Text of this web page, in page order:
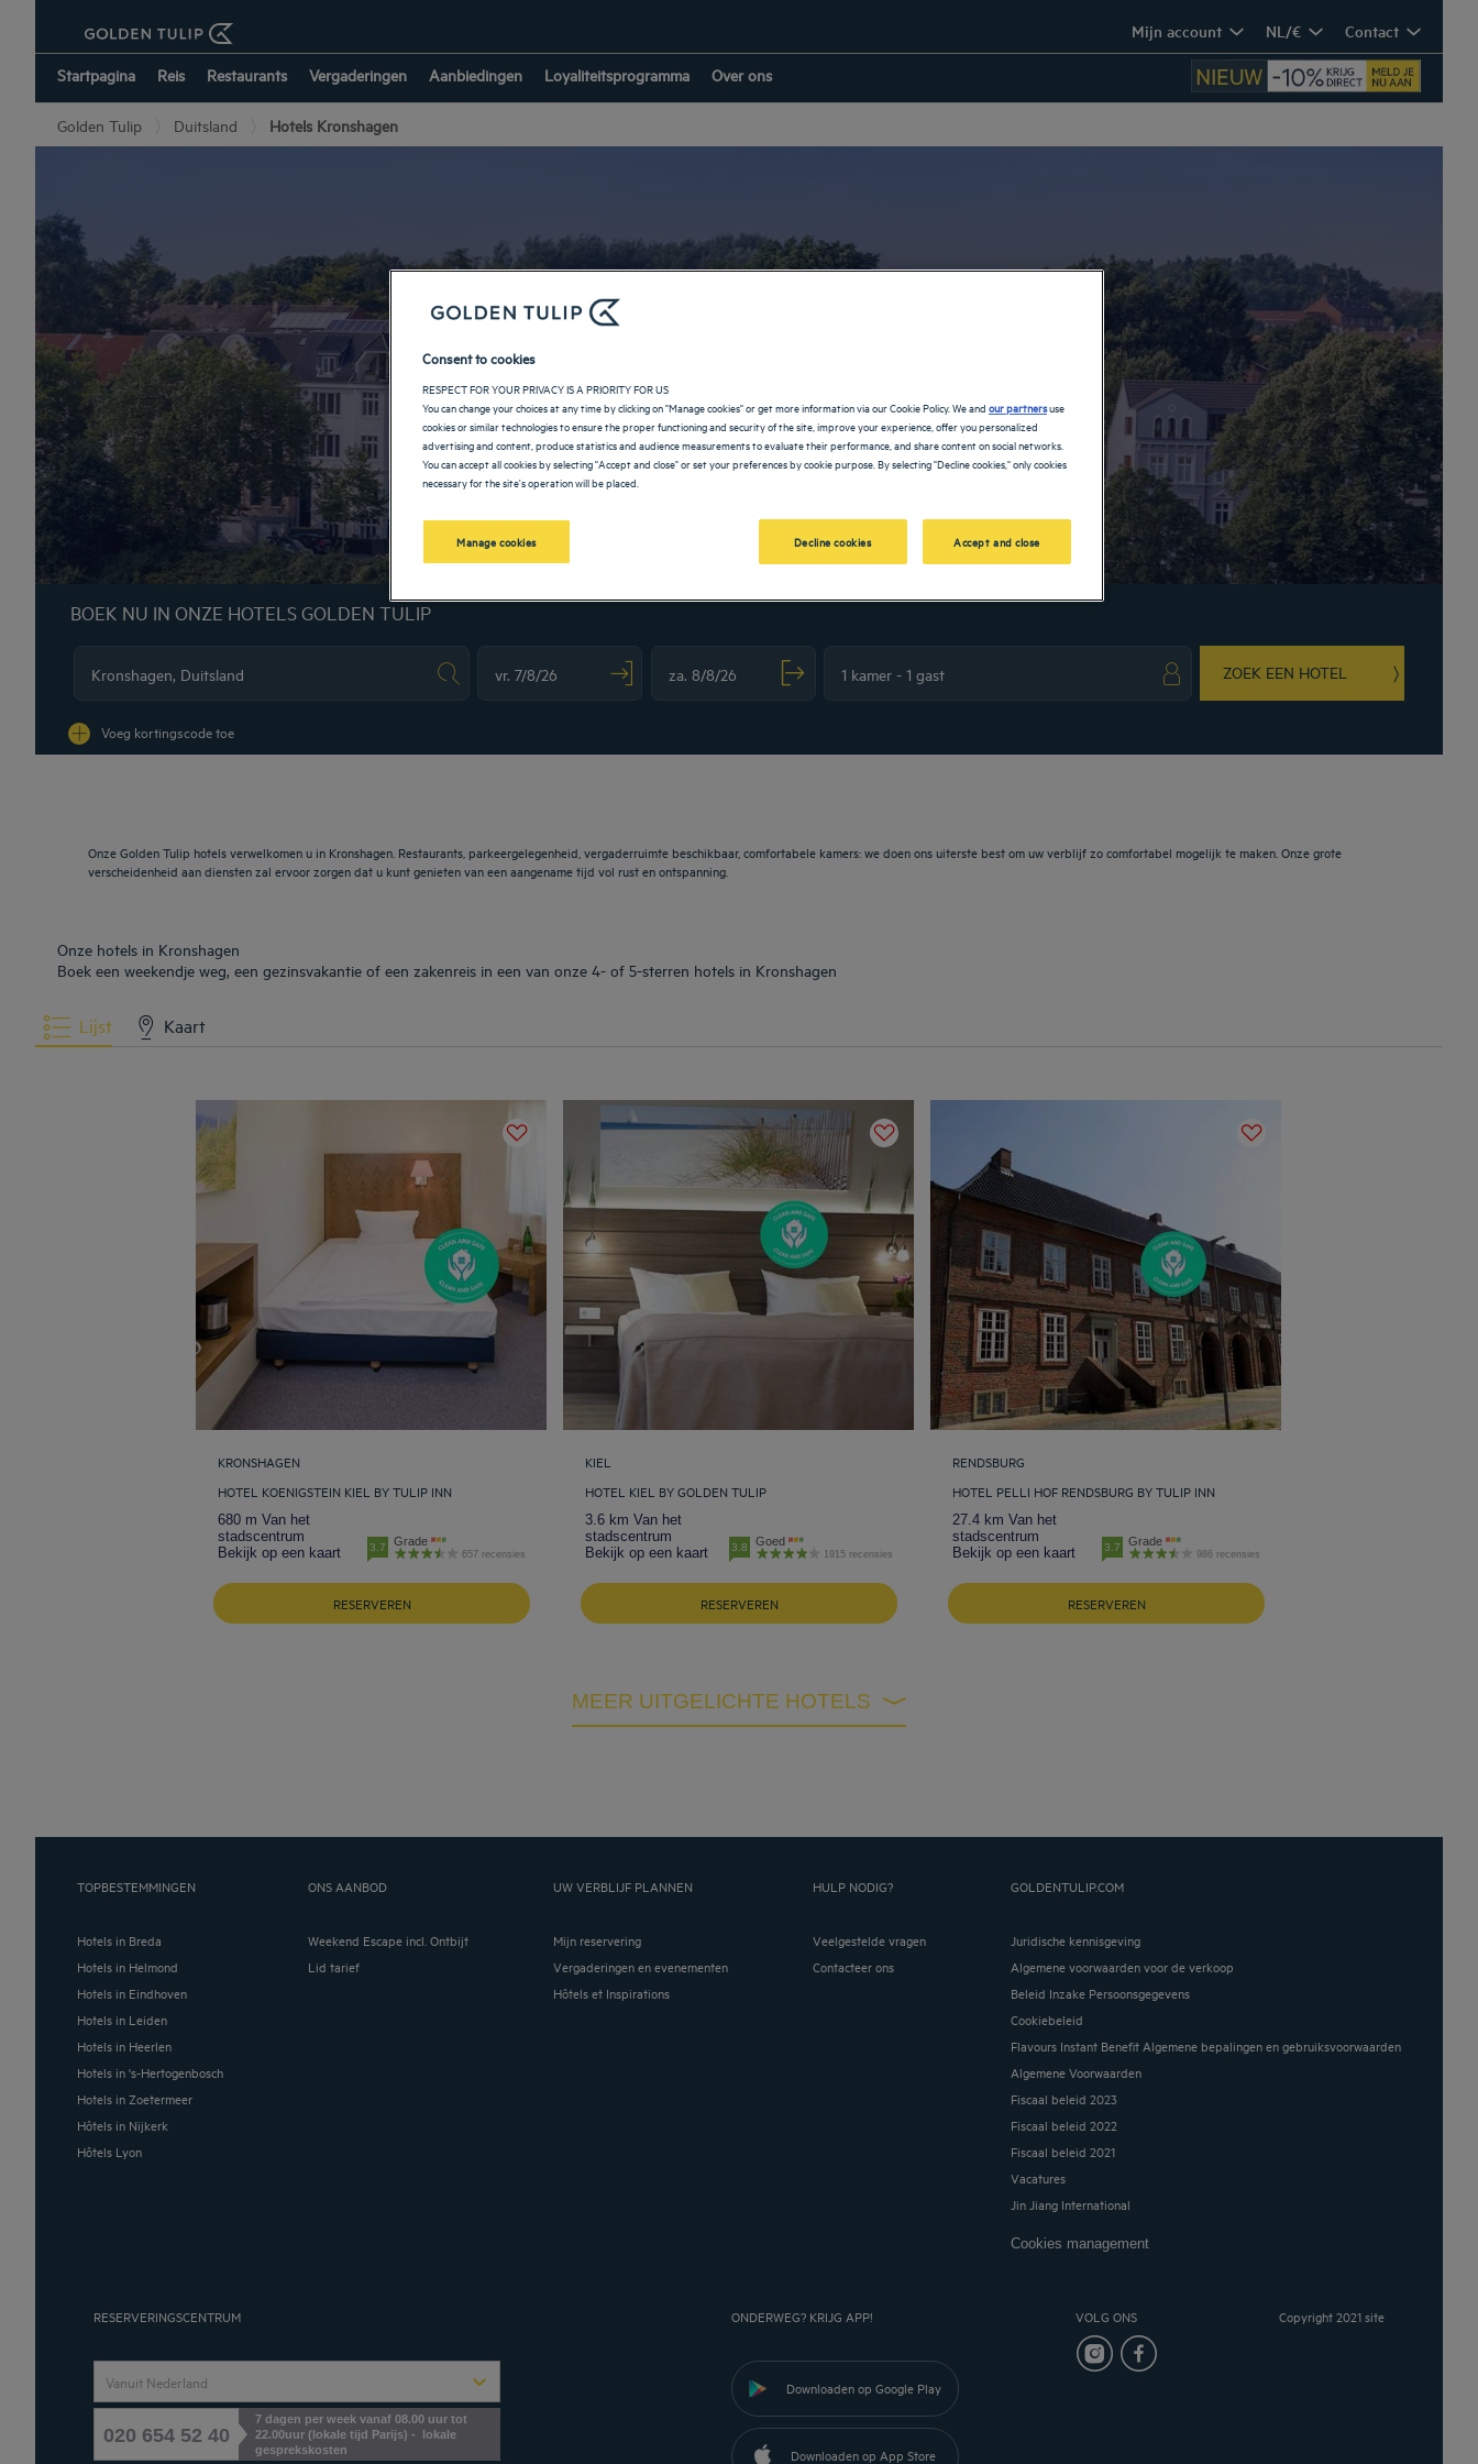
Mijn account NL/€ Contact
Startpagina Reis Restaurants Vergaderingen Aanbiedingen Loyaliteitsprogramma Over ons
Golden Tulip Duitsland Hotels Kronshagen
Hotels in Kronshagen
TERUG NAAR DUITSLAND
BOEK NU IN ONZE HOTELS GOLDEN TULIP
ZOEK EEN HOTEL
Voeg kortingscode toe
Onze Golden Tulip hotels verwelkomen u in Kronshagen. Restaurants, parkeergelegenheid, vergaderruimte beschikbaar, comfortabele kamers: we doen ons uiterste best om uw verblijf zo comfortabel mogelijk te maken. Onze grote
verscheidenheid aan diensten zal ervoor zorgen dat u kunt genieten van een aangename tijd vol rust en ontspanning.
Onze hotels in Kronshagen
Boek een weekendje weg, een gezinsvakantie of een zakenreis in een van onze 4- of 5-sterren hotels in Kronshagen
Lijst Kaart
KRONSHAGEN
HOTEL KOENIGSTEIN KIEL BY TULIP INN
680 m Van het
stadscentrum
Bekijk op een kaart
3.7 Grade
657 recensies
RESERVEREN
KIEL
HOTEL KIEL BY GOLDEN TULIP
3.6 km Van het
stadscentrum
Bekijk op een kaart
3.8 Goed
1915 recensies
RESERVEREN
RENDSBURG
HOTEL PELLI HOF RENDSBURG BY TULIP INN
27.4 km Van het
stadscentrum
Bekijk op een kaart
3.7 Grade
986 recensies
RESERVEREN
MEER UITGELICHTE HOTELS
TOPBESTEMMINGEN
Hotels in Breda
Hotels in Helmond
Hotels in Eindhoven
Hotels in Leiden
Hotels in Heerlen
Hotels in 's-Hertogenbosch
Hotels in Zoetermeer
Hôtels in Nijkerk
Hôtels Lyon
ONS AANBOD
Weekend Escape incl. Ontbijt
Lid tarief
UW VERBLIJF PLANNEN
Mijn reservering
Vergaderingen en evenementen
Hôtels et Inspirations
HULP NODIG?
Veelgestelde vragen
Contacteer ons
GOLDENTULIP.COM
Juridische kennisgeving
Algemene voorwaarden voor de verkoop
Beleid Inzake Persoonsgegevens
Cookiebeleid
Flavours Instant Benefit Algemene bepalingen en gebruiksvoorwaarden
Algemene Voorwaarden
Fiscaal beleid 2023
Fiscaal beleid 2022
Fiscaal beleid 2021
Vacatures
Jin Jiang International
Cookies management
RESERVERINGSCENTRUM
Vanuit Nederland
020 654 52 40
7 dagen per week vanaf 08.00 uur tot
22.00uur (lokale tijd Parijs) - lokale
gesprekskosten
ONDERWEG? KRIJG APP!
Downloaden op Google Play
Downloaden op App Store
VOLG ONS Copyright 2021 site
Consent to cookies
RESPECT FOR YOUR PRIVACY IS A PRIORITY FOR US
You can change your choices at any time by clicking on "Manage cookies" or get more information via our Cookie Policy. We andour partnersuse
cookies or similar technologies to ensure the proper functioning and security of the site, improve your experience, offer you personalized
advertising and content, produce statistics and audience measurements to evaluate their performance, and share content on social networks.
You can accept all cookies by selecting "Accept and close" or set your preferences by cookie purpose. By selecting "Decline cookies," only cookies
necessary for the site's operation will be placed.
Manage cookies Decline cookies Accept and close